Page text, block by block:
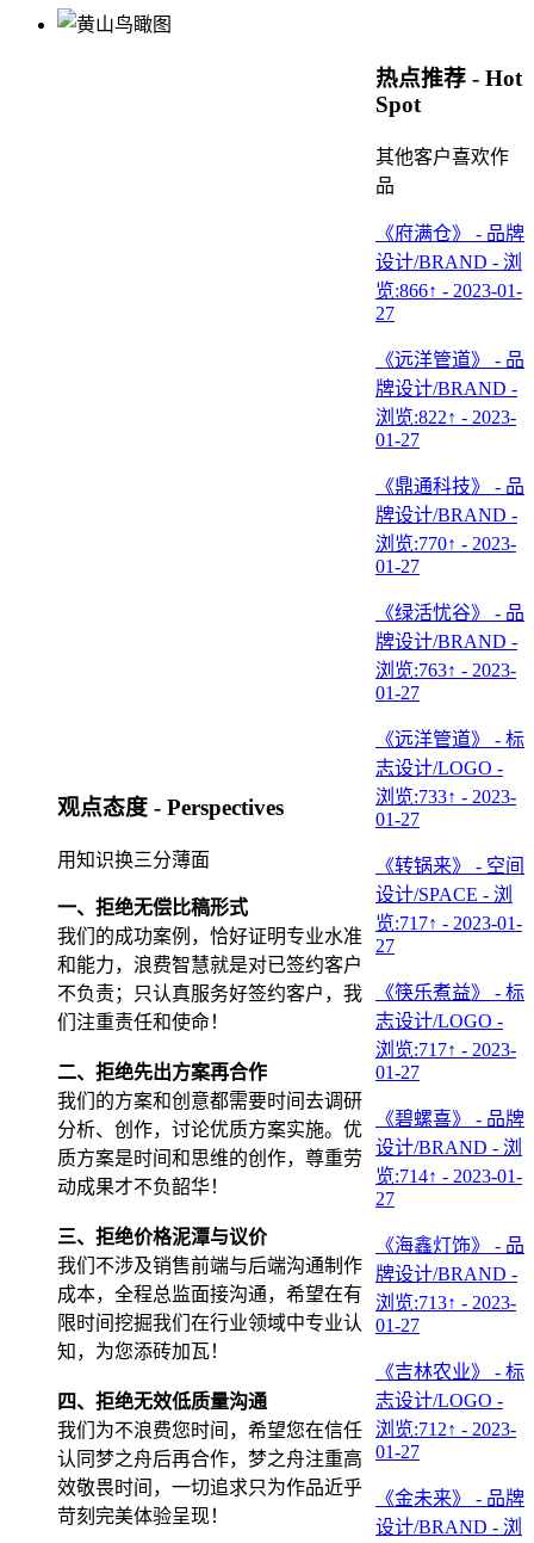
观点态度 - Perspectives
用知识换三分薄面
一、拒绝无偿比稿形式
我们的成功案例，恰好证明专业水准
和能力，浪费智慧就是对已签约客户
不负责；只认真服务好签约客户，我
们注重责任和使命！
二、拒绝先出方案再合作
我们的方案和创意都需要时间去调研
分析、创作，讨论优质方案实施。优
质方案是时间和思维的创作，尊重劳
动成果才不负韶华！
三、拒绝价格泥潭与议价
我们不涉及销售前端与后端沟通制作
成本，全程总监面接沟通，希望在有
限时间挖掘我们在行业领域中专业认
知，为您添砖加瓦！
四、拒绝无效低质量沟通
我们为不浪费您时间，希望您在信任
认同梦之舟后再合作，梦之舟注重高
效敬畏时间，一切追求只为作品近乎
苛刻完美体验呈现！
热点推荐 - Hot
Spot
其他客户喜欢作
品
《府满仓》 - 品牌
设计/BRAND - 浏
览:866↑ - 2023-01-
27
《远洋管道》 - 品
牌设计/BRAND -
浏览:822↑ - 2023-
01-27
《鼎通科技》 - 品
牌设计/BRAND -
浏览:770↑ - 2023-
01-27
《绿活忧谷》 - 品
牌设计/BRAND -
浏览:763↑ - 2023-
01-27
《远洋管道》 - 标
志设计/LOGO -
浏览:733↑ - 2023-
01-27
《转锅来》 - 空间
设计/SPACE - 浏
览:717↑ - 2023-01-
27
《筷乐煮益》 - 标
志设计/LOGO -
浏览:717↑ - 2023-
01-27
《碧螺喜》 - 品牌
设计/BRAND - 浏
览:714↑ - 2023-01-
27
《海鑫灯饰》 - 品
牌设计/BRAND -
浏览:713↑ - 2023-
01-27
《吉林农业》 - 标
志设计/LOGO -
浏览:712↑ - 2023-
01-27
《金未来》 - 品牌
设计/BRAND - 浏